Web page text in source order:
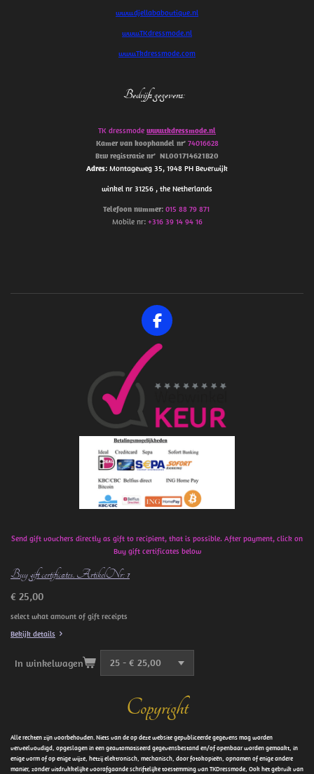
www.djellababoutique.nl
www.TKdressmode.nl
www.Tkdressmode.com
Bedrijfs gegevens:
TK dressmode www.tkdressmode.nl
Kamer van koophandel nr’ 74016628
Btw registratie nr’ NL001714621B20
Adres: Montageweg 35, 1948 PH Beverwijk
winkel nr 31256 , the Netherlands
Telefoon nummer:015 88 79 871
Mobile nr: +316 39 14 94 16
F
a
c
b
o
k
Send gift vouchers directly as gift to recipient, that is possible. After payment, click on
Buy gift certificates below
Buy gift certificates. ArtikelNr: 1
€ 25,00
select what amount of gift receipts
Bekijk details
In winkelwagen
Copyright
Alle rechten zijn voorbehouden. Niets van de op deze website gepubliceerde gegevens mag worden
verveelvoudigd, opgeslagen in een geautomatiseerd gegevensbestand en/of openbaar worden gemaakt, in
enige vorm of op enige wijze, hetzij elektronisch, mechanisch, door fotokopieën, opnamen of enige andere
manier, zonder uitdrukkelijke voorafgaande schriftelijke toestemming van TKDressmode, Ook het gebruik van